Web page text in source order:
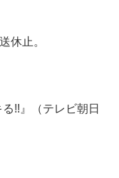
休止。
!!』（テレビ朝日